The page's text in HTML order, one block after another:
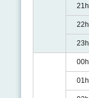
21h
22h
23h
00h
01h